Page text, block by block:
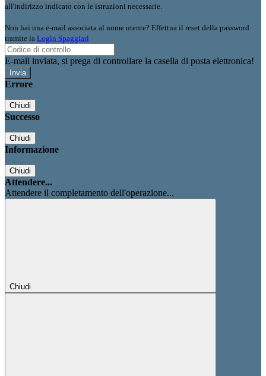
all'indirizzo indicato con le istruzioni necessarie.
Non hai una e-mail associata al nome utente? Effettua il reset della password
tramite la Login Spaggiari
E-mail inviata, si prega di controllare la casella di posta elettronica!
Errore
Chiudi
Successo
Chiudi
Informazione
Chiudi
Attendere...
Attendere il completamento dell'operazione...
Chiudi